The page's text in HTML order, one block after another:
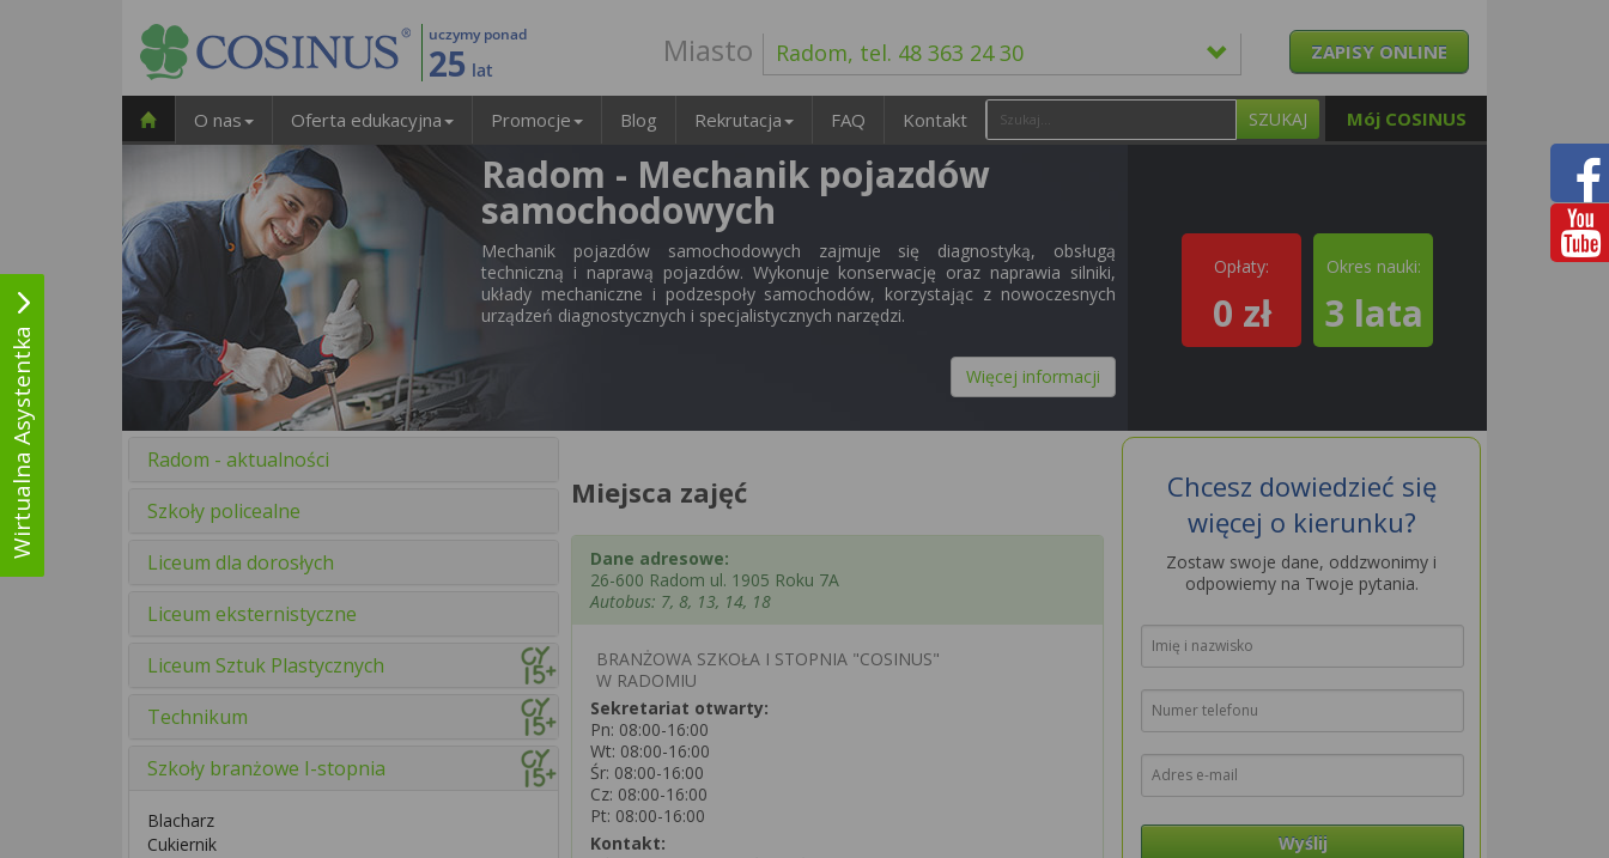
uczymy ponad
25 lat
Miasto Radom, tel. 48 363 24 30 ZAPISY ONLINE
Mój COSINUS
O nas Oferta edukacyjna Promocje Blog Rekrutacja FAQ Kontakt SZUKAJ
Radom - Mechanik pojazdów
samochodowych
Mechanik pojazdów samochodowych zajmuje się diagnostyką, obsługą
techniczną i naprawą pojazdów. Wykonuje konserwację oraz naprawia silniki,
układy mechaniczne i podzespoły samochodów, korzystając z nowoczesnych
urządzeń diagnostycznych i specjalistycznych narzędzi.
Więcej informacji
Opłaty:
0 zł
Okres nauki:
3 lata
Radom - aktualności
Szkoły policealne
Liceum dla dorosłych
Liceum eksternistyczne
Liceum Sztuk Plastycznych
Technikum
Szkoły branżowe I-stopnia
Blacharz
Cukiernik
Miejsca zajęć
Dane adresowe:
26-600 Radom ul. 1905 Roku 7A
Autobus: 7, 8, 13, 14, 18
BRANŻOWA SZKOŁA I STOPNIA "COSINUS"
W RADOMIU
Sekretariat otwarty:
Pn: 08:00-16:00
Wt: 08:00-16:00
Śr: 08:00-16:00
Cz: 08:00-16:00
Pt: 08:00-16:00
Kontakt:
Chcesz dowiedzieć się
więcej o kierunku?
Zostaw swoje dane, oddzwonimy i
odpowiemy na Twoje pytania.
Wyślij
Wirtualna Asystentka